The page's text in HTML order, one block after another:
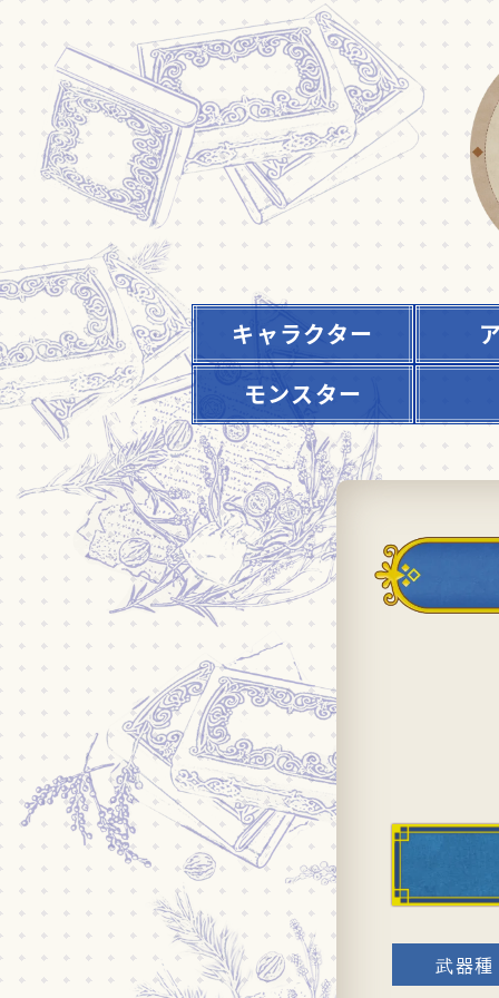
キャラクター
モンスター